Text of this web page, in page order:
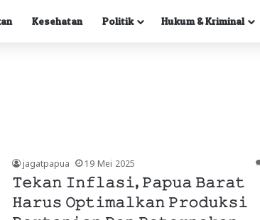
Kesehatan Politik Hukum & Kriminal
jagatpapua 19 Mei 2025
𝚃𝚎𝚔𝚊𝚗 𝙸𝚗𝚏𝚕𝚊𝚜𝚒, 𝙿𝚊𝚙𝚞𝚊 𝙱𝚊𝚛𝚊𝚝
𝙷𝚊𝚛𝚞𝚜 𝙾𝚙𝚝𝚒𝚖𝚊𝚕𝚔𝚊𝚗 𝙿𝚛𝚘𝚍𝚞𝚔𝚜𝚒